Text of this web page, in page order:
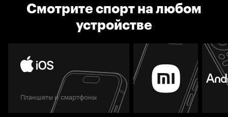
Смотрите спорт на любом
устройстве
Планшеты и смартфоны